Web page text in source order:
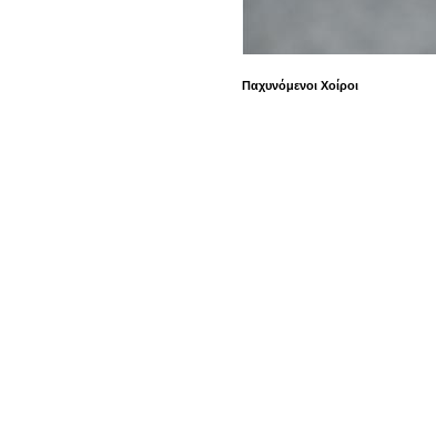
Παχυνόμενοι Χοίροι